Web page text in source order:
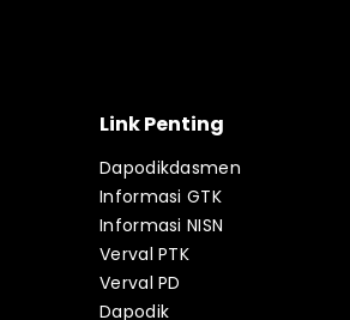
Link Penting
Dapodikdasmen
Informasi GTK
Informasi NISN
Verval PTK
Verval PD
Dapodik